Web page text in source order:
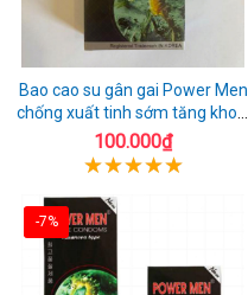
Bao cao su gân gai Power Men
chống xuất tinh sớm tăng khoái
cảm
100.000₫
-7%